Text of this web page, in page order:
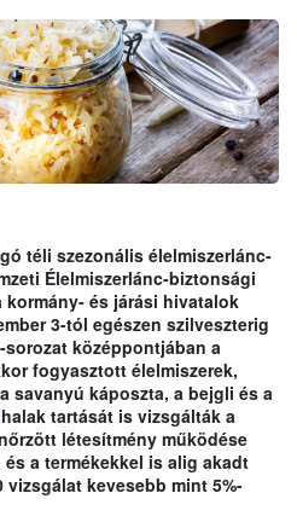
téli szezonális élelmiszerlánc-
Élelmiszerlánc-biztonsági
kormány- és járási hivatalok
3-tól egészen szilveszterig
középpontjában a
fogyasztott élelmiszerek,
savanyú káposzta, a bejgli és a
tartását is vizsgálták a
létesítmény működése
a termékekkel is alig akadt
kevesebb mint 5%-